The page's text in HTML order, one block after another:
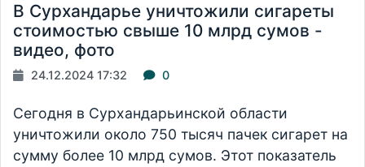
В Сурхандарье уничтожили сигареты
стоимостью свыше 10 млрд сумов -
видео, фото
24.12.2024 17:32 0
Сегодня в Сурхандарьинской области
уничтожили около 750 тысяч пачек сигарет на
сумму более 10 млрд сумов. Этот показатель